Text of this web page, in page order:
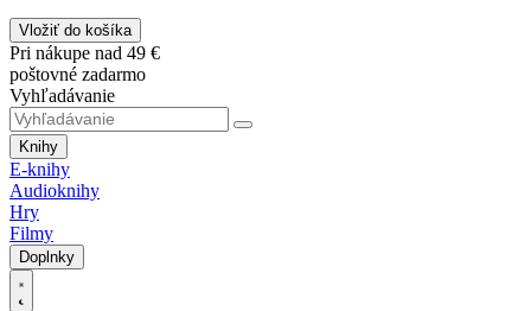
Vložiť do košíka
Pri nákupe nad 49 €
poštovné zadarmo
Vyhľadávanie
Knihy
E-knihy
Audioknihy
Hry
Filmy
Doplnky